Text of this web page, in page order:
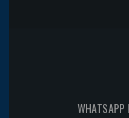
WHATSAPP